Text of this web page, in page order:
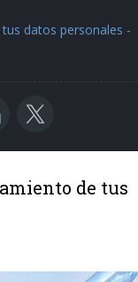
datos personales -
de tus